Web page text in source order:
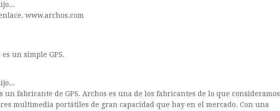
www.archos.com
es un simple GPS.
un fabricante de GPS. Archos es una de los fabricantes de lo que consideramos
multimedia portátiles de gran capacidad que hay en el mercado. Con una